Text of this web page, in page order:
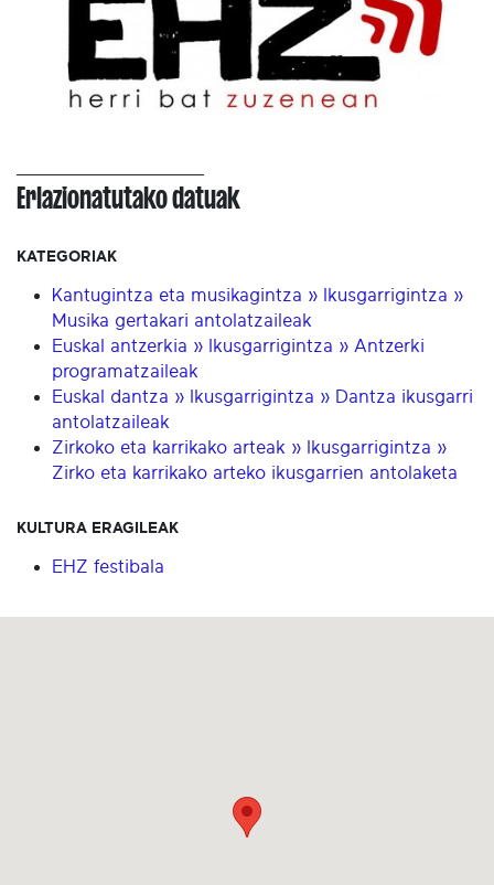
Erlazionatutako datuak
KATEGORIAK
Kantugintza eta musikagintza » Ikusgarrigintza »
Musika gertakari antolatzaileak
Euskal antzerkia » Ikusgarrigintza » Antzerki
programatzaileak
Euskal dantza » Ikusgarrigintza » Dantza ikusgarri
antolatzaileak
Zirkoko eta karrikako arteak » Ikusgarrigintza »
Zirko eta karrikako arteko ikusgarrien antolaketa
KULTURA ERAGILEAK
EHZ festibala